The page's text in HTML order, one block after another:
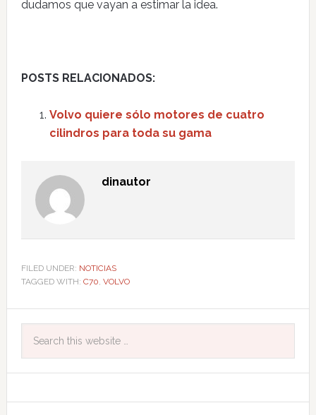
dudamos que vayan a estimar la idea.
POSTS RELACIONADOS:
Volvo quiere sólo motores de cuatro
cilindros para toda su gama
dinautor
FILED UNDER: NOTICIAS
TAGGED WITH: C70, VOLVO